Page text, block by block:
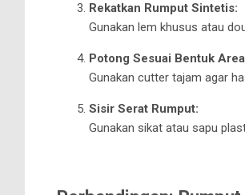
Rekatkan Rumput Sintetis:
Gunakan lem khusus atau
Potong Sesuai Bentuk
Gunakan cutter tajam agar
Sisir Serat Rumput:
Gunakan sikat atau sapu